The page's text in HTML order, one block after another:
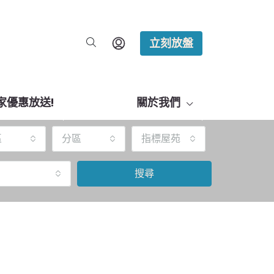
立刻放盤
優惠放送! 關於我們
分區 指標屋苑
搜尋